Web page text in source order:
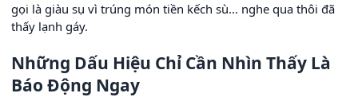
gọi là giàu sụ vì trúng món tiền kếch sù... nghe qua thôi đã
thấy lạnh gáy.
Những Dấu Hiệu Chỉ Cần Nhìn Thấy Là
Báo Động Ngay